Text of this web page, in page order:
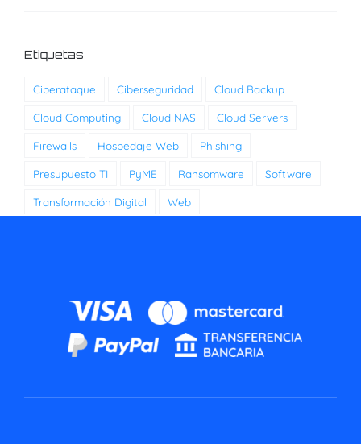
Etiquetas
Ciberataque Ciberseguridad Cloud Backup
Cloud Computing Cloud NAS Cloud Servers
Firewalls Hospedaje Web Phishing
Presupuesto TI PyME Ransomware Software
Transformación Digital Web